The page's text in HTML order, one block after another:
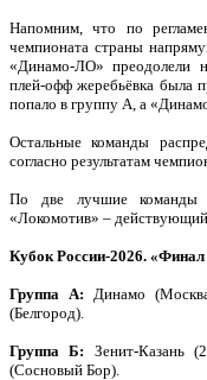
Напомним, что по
чемпионата страны
«Динамо-ЛО» преодолели
плей-офф жеребьёвка была
попало в группу А, а
Остальные команды
согласно результатам
По две лучшие команды
«Локомотив» – действующий
Кубок России-2026.
Группа А: Динамо
(Белгород).
Группа Б: Зенит-Казань
(Сосновый Бор).